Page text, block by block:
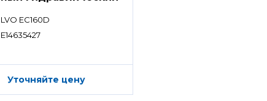
EC160D
Уточняйте цену